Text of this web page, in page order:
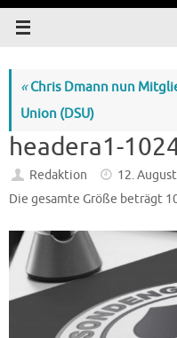
«Chris Dmann nun
Union (DSU)
headera1-
Redaktion
12.
Die gesamte Größe beträgt